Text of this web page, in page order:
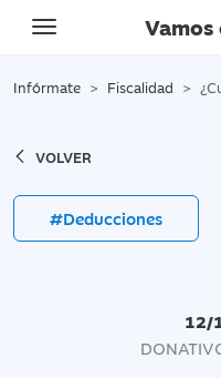
Toggle
Infórmate Fiscalidad
VOLVER
#Deducciones
12/